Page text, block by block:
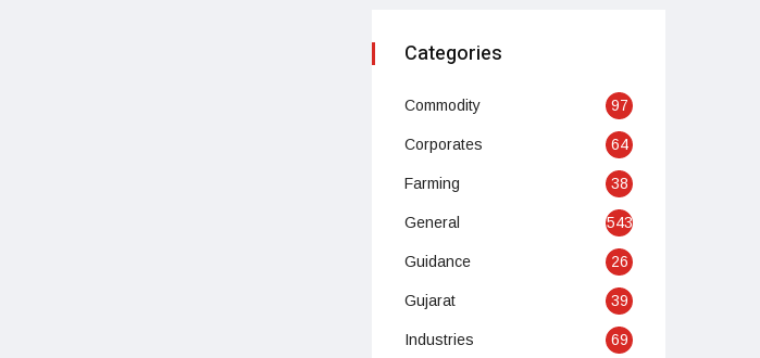
Categories
Commodity 97
Corporates 64
Farming 38
General 543
Guidance 26
Gujarat 39
Industries 69